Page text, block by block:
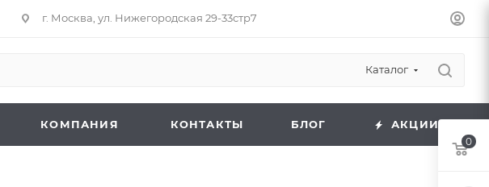
г. Москва, ул. Нижегородская 29-33стр7
Каталог
КОМПАНИЯ КОНТАКТЫ БЛОГ АКЦИИ
0